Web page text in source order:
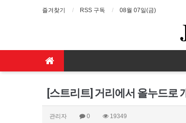
즐겨찾기 RSS 구독 08월 07일(금)
[스트리트] 거리에서 올누드로
관리자 0 19349